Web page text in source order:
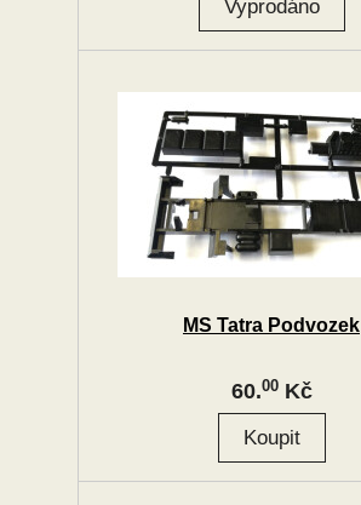
MS Tatra Podvozek
60.00Kč